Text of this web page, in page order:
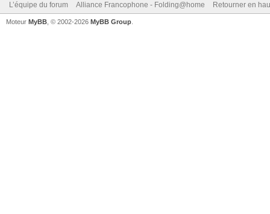
L’équipe du forum Alliance Francophone - Folding@home Retourner en
Moteur MyBB , © 2002-2026 MyBB Group